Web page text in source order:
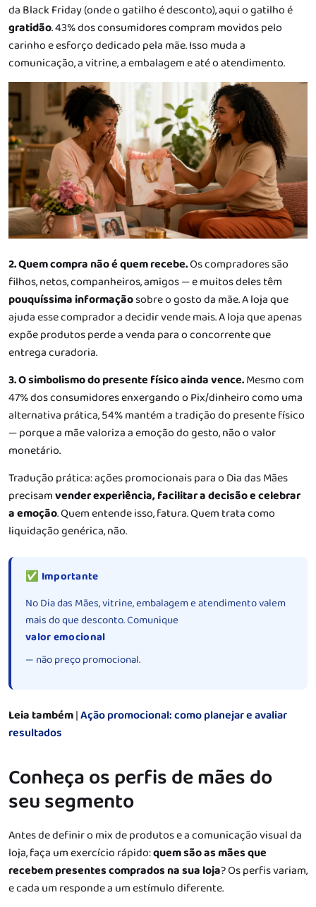
da Black Friday (onde o gatilho é desconto), aqui o gatilho é
gratidão. 43% dos consumidores compram movidos pelo
carinho e esforço dedicado pela mãe. Isso muda a
comunicação, a vitrine, a embalagem e até o atendimento.
2. Quem compra não é quem recebe.Os compradores são
filhos, netos, companheiros, amigos — e muitos deles têm
pouquíssima informaçãosobre o gosto da mãe. A loja que
ajuda esse comprador a decidir vende mais. A loja que apenas
expõe produtos perde a venda para o concorrente que
entrega curadoria.
3. O simbolismo do presente físico ainda vence.Mesmo com
47% dos consumidores enxergando o Pix/dinheiro como uma
alternativa prática, 54% mantém a tradição do presente físico
— porque a mãe valoriza a emoção do gesto, não o valor
monetário.
Tradução prática: ações promocionais para o Dia das Mães
precisamvender experiência, facilitar a decisão e celebrar
a emoção. Quem entende isso, fatura. Quem trata como
liquidação genérica, não.
✅ Importante
No Dia das Mães, vitrine, embalagem e atendimento valem
mais do que desconto. Comunique
valor emocional
— não preço promocional.
Leia também|Ação promocional: como planejar e avaliar
resultados
Conheça os perfis de mães do
seu segmento
Antes de definir o mix de produtos e a comunicação visual da
loja, faça um exercício rápido:quem são as mães que
recebem presentes comprados na sua loja? Os perfis variam,
e cada um responde a um estímulo diferente.